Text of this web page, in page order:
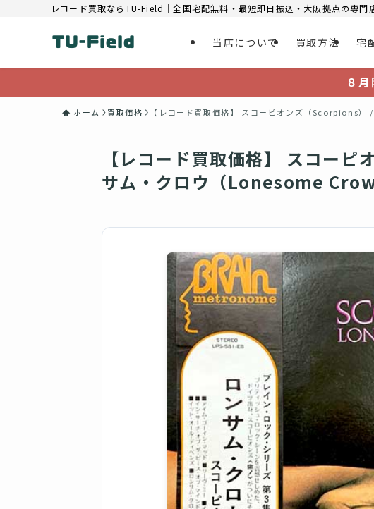
レコード買取ならTU-Field｜全国宅配無料・最短即日振込・大阪拠点の専門
当店について 買取方法 宅
８
ホーム 買取価格 【レコード買取価格】 スコーピオンズ（Scorpions
【レコード買取価格】 スコー
サム・クロウ（Lonesome Crow